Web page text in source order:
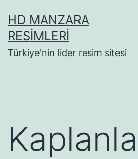
geçHD MANZARA
RESIMLERI
Türkiye'nin lider resim sitesi